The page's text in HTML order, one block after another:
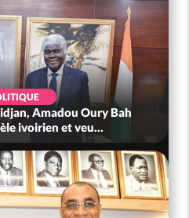
Amadou Oury Bah
ivoirien et veu...